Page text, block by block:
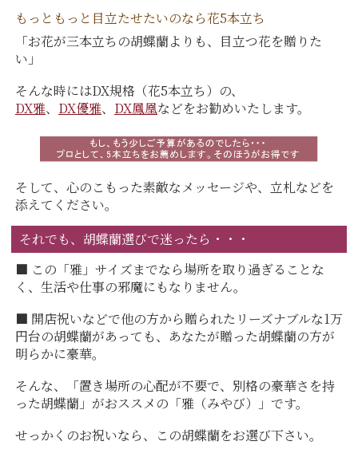
もっともっと目立たせたいのなら花5本立ち
「お花が三本立ちの胡蝶蘭よりも、目立つ花を贈りた
い」
そんな時にはDX規格（花5本立ち）の、
DX雅、 DX優雅、 DX鳳凰などをお勧めいたします。
そして、心のこもった素敵なメッセージや、立札などを
添えてください。
それでも、胡蝶蘭選びで迷ったら・・・
■ この「雅」サイズまでなら場所を取り過ぎることな
く、生活や仕事の邪魔にもなりません。
■ 開店祝いなどで他の方から贈られたリーズナブルな1万
円台の胡蝶蘭があっても、あなたが贈った胡蝶蘭の方が
明らかに豪華。
そんな、「置き場所の心配が不要で、別格の豪華さを持
った胡蝶蘭」がおススメの「雅（みやび）」です。
せっかくのお祝いなら、この胡蝶蘭をお選び下さい。